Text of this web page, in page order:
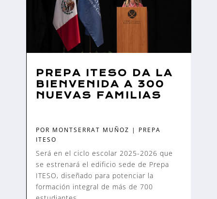
PREPA ITESO DA LA
BIENVENIDA A 300
NUEVAS FAMILIAS
POR MONTSERRAT MUÑOZ | PREPA
ITESO
Será en el ciclo escolar 2025-2026 que
se estrenará el edificio sede de Prepa
ITESO, diseñado para potenciar la
formación integral de más de 700